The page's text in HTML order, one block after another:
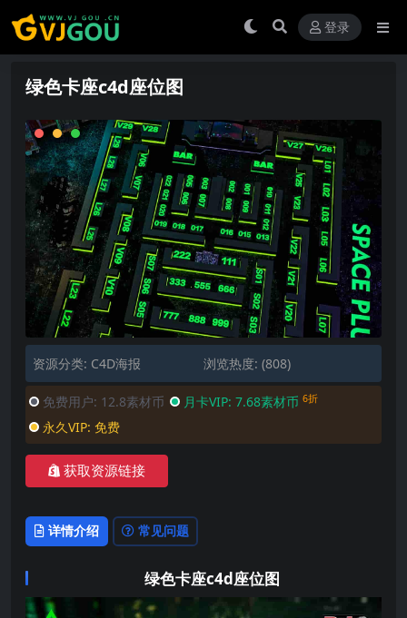
登录
绿色卡座c4d座位图
资源分类: C4D海报 浏览热度: (808)
免费用户: 12.8素材币 月卡VIP: 7.68素材币 6折
永久VIP: 免费
获取资源链接
详情介绍 常见问题
绿色卡座c4d座位图